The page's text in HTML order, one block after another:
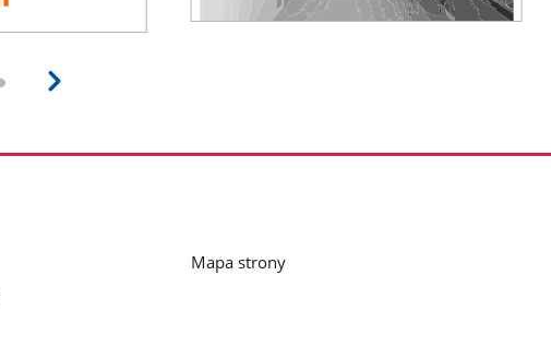
Mapa strony